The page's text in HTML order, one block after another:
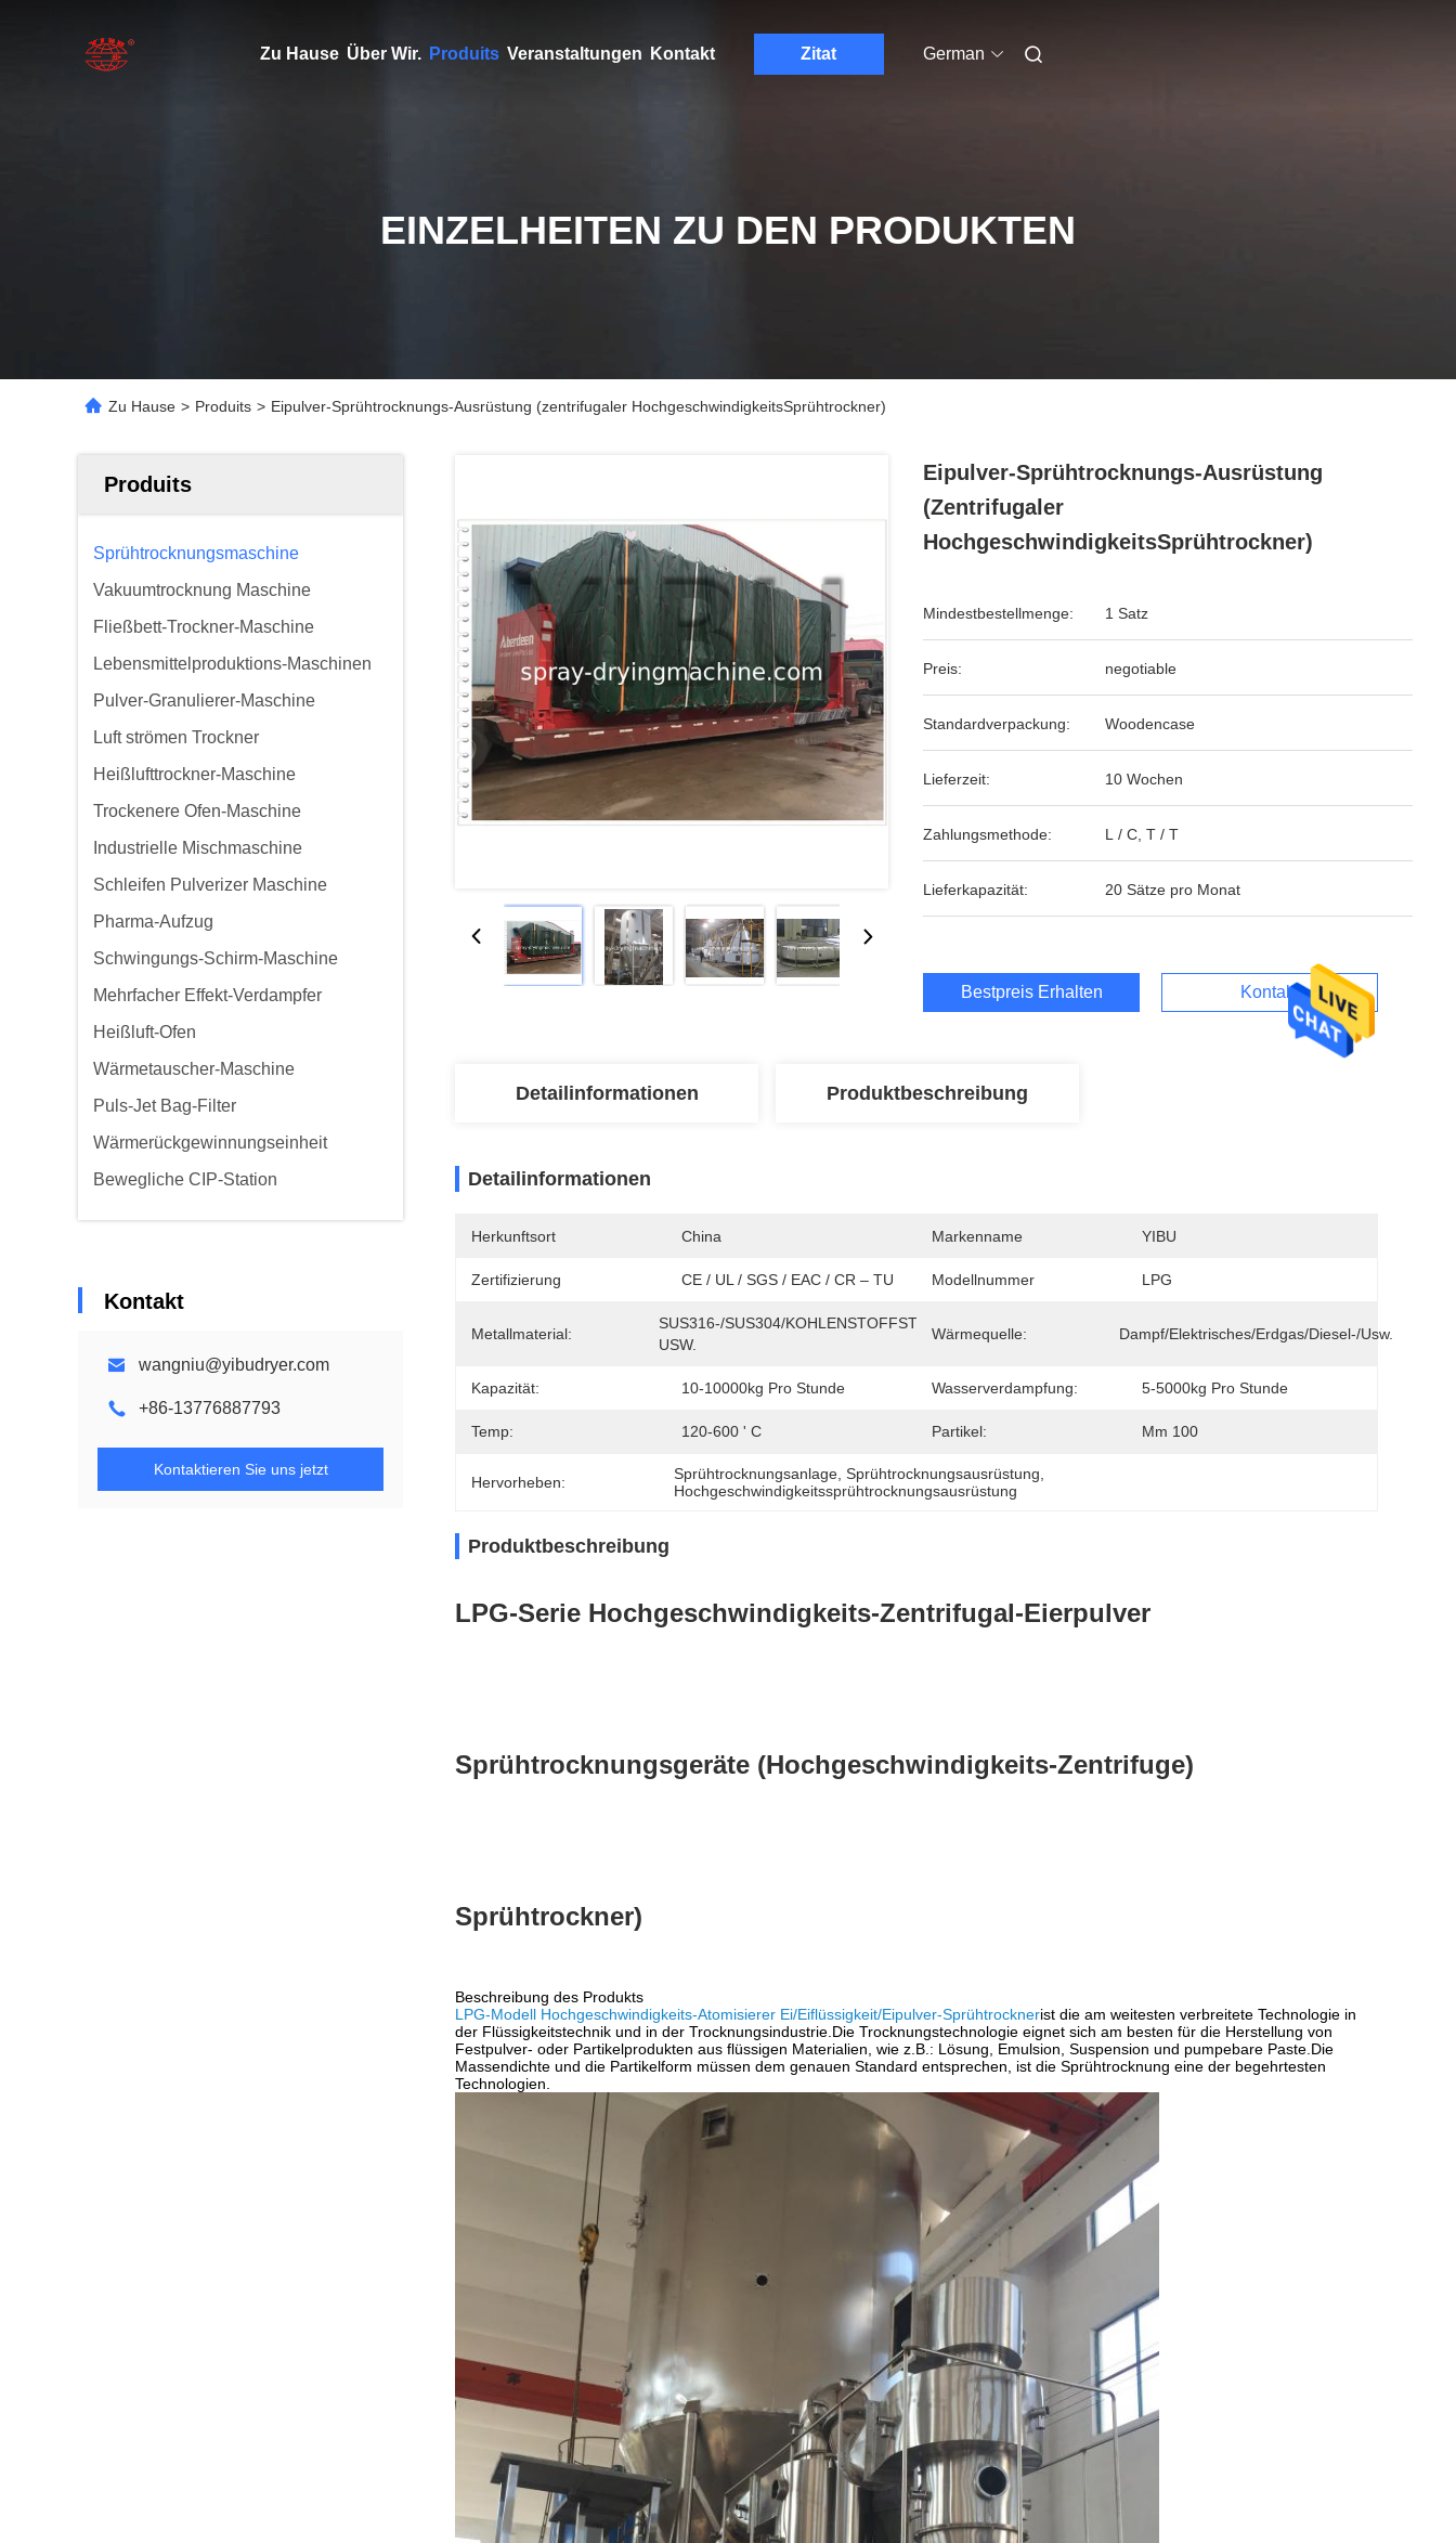
Zu Hause Über Wir. Produits Veranstaltungen Kontakt Zitat German
EINZELHEITEN ZU DEN PRODUKTEN
Zu Hause > Produits > Eipulver-Sprühtrocknungs-Ausrüstung (zentrifugaler HochgeschwindigkeitsSprühtrockner)
Produits
Sprühtrocknungsmaschine
Vakuumtrocknung Maschine
Fließbett-Trockner-Maschine
Lebensmittelproduktions-Maschinen
Pulver-Granulierer-Maschine
Luft strömen Trockner
Heißlufttrockner-Maschine
Trockenere Ofen-Maschine
Industrielle Mischmaschine
Schleifen Pulverizer Maschine
Pharma-Aufzug
Schwingungs-Schirm-Maschine
Mehrfacher Effekt-Verdampfer
Heißluft-Ofen
Wärmetauscher-Maschine
Puls-Jet Bag-Filter
Wärmerückgewinnungseinheit
Bewegliche CIP-Station
Kontakt
wangniu@yibudryer.com
+86-13776887793
Kontaktieren Sie uns jetzt
Eipulver-Sprühtrocknungs-Ausrüstung
(zentrifugaler
HochgeschwindigkeitsSprühtrockner)
Mindestbestellmenge: 1 Satz
Preis: negotiable
Standardverpackung: Woodencase
Lieferzeit: 10 Wochen
Zahlungsmethode: L / C, T / T
Lieferkapazität: 20 Sätze pro Monat
Bestpreis Erhalten Kontakt
Detailinformationen Produktbeschreibung
Detailinformationen
Herkunftsort China Markenname YIBU
Zertifizierung CE / UL / SGS / EAC / CR – TU Modellnummer LPG
Metallmaterial:
SUS316-/SUS304/KOHLENSTOFFSTAHL,
USW.
Wärmequelle: Dampf/elektrisches/Erdgas/Diesel-/usw.
Kapazität: 10-10000kg Pro Stunde Wasserverdampfung: 5-5000kg Pro Stunde
Temp: 120-600 ' C Partikel: Μm 100
Hervorheben: Sprühtrocknungsanlage , Sprühtrocknungsausrüstung
Hochgeschwindigkeitssprühtrocknungsausrüstung
Produktbeschreibung
LPG-Serie Hochgeschwindigkeits-Zentrifugal-Eierpulver
Sprühtrocknungsgeräte (Hochgeschwindigkeits-Zentrifuge)
Sprühtrockner)
Beschreibung des Produkts
LPG-Modell Hochgeschwindigkeits-Atomisierer Ei/Eiflüssigkeit/Eipulver-Sprühtrocknerist die am weitesten verbreitete Technologie in
der Flüssigkeitstechnik und in der Trocknungsindustrie.Die Trocknungstechnologie eignet sich am besten für die Herstellung von
Festpulver- oder Partikelprodukten aus flüssigen Materialien, wie z.B.: Lösung, Emulsion, Suspension und pumpebare Paste.Die
Massendichte und die Partikelform müssen dem genauen Standard entsprechen, ist die Sprühtrocknung eine der begehrtesten
Technologien.